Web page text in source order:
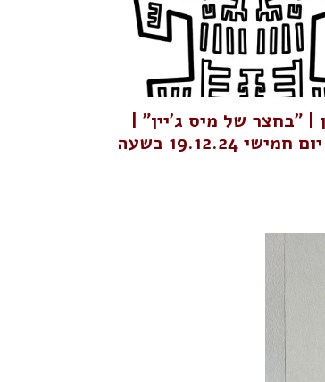
| "בחצר של מיס ג'יין" |
המעבדה | יום חמישי 19.12.24 בשעה